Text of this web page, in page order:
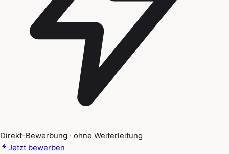
Direkt-Bewerbung · ohne Weiterleitung
Jetzt bewerben